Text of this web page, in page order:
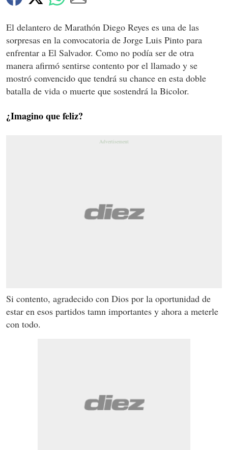
El delantero de Marathón Diego Reyes es una de las
sorpresas en la convocatoria de Jorge Luis Pinto para
enfrentar a El Salvador. Como no podía ser de otra
manera afirmó sentirse contento por el llamado y se
mostró convencido que tendrá su chance en esta doble
batalla de vida o muerte que sostendrá la Bicolor.
¿Imagino que feliz?
Si contento, agradecido con Dios por la oportunidad de
estar en esos partidos tamn importantes y ahora a meterle
con todo.